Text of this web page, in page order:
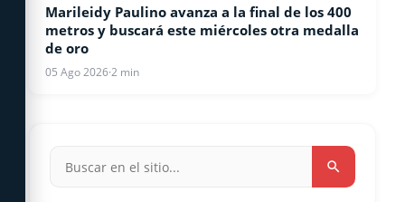
ATLETISMO
Marileidy Paulino avanza a la final de los 400
metros y buscará este miércoles otra medalla
de oro
05 Ago 2026·2 min